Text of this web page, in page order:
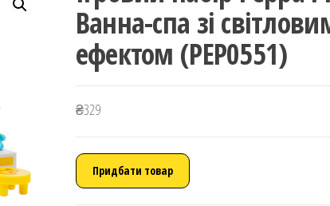
Ванна-спа зі
ефектом (PEP0551)
₴329
Придбати товар